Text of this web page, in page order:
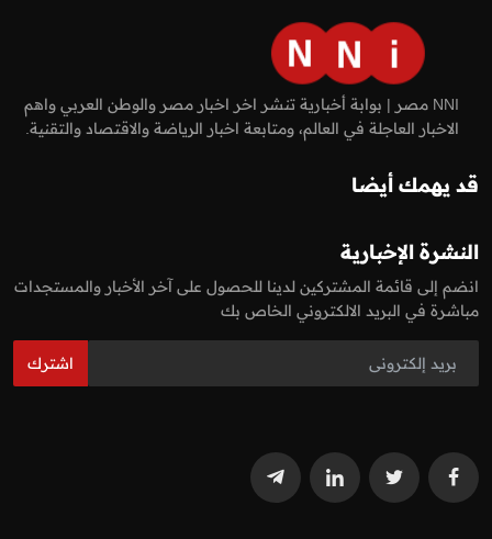
NNI مصر | بوابة أخبارية تنشر اخر اخبار مصر والوطن العربي واهم
الاخبار العاجلة في العالم، ومتابعة اخبار الرياضة والاقتصاد والتقنية.
قد يهمك أيضا
النشرة الإخبارية
انضم إلى قائمة المشتركين لدينا للحصول على آخر الأخبار والمستجدات
مباشرة في البريد الالكتروني الخاص بك
اشترك